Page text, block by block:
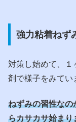
強力粘着ねず
対策し始めて、１
剤で様子をみてい
ねずみの習性なの
らカサカサ始まり